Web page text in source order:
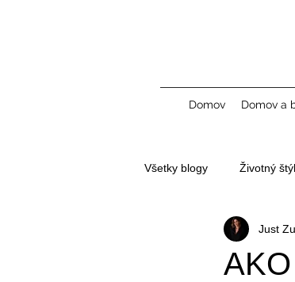
Domov Domov a
Všetky blogy Životný štýl
Tvorba obsahu a UGC
Just